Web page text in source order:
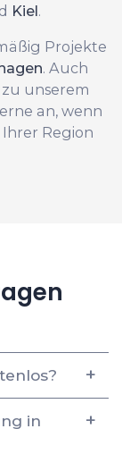
Kiel.
Projekte
. Auch
unserem
an, wenn
Ihrer Region
in